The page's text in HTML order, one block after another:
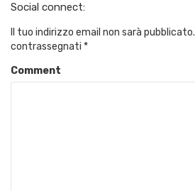
Social connect:
Il tuo indirizzo email non sarà pubblicato.
contrassegnati *
Comment